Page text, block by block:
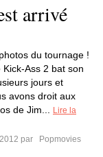
arrivé
du tournage !
Ass 2 bat son
jours et
avons droit aux
de Jim...
Lire la
par
Popmovies